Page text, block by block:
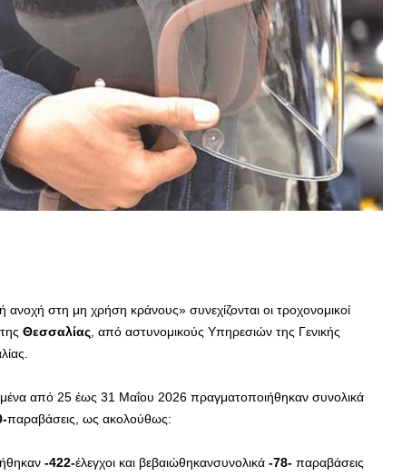
ανοχή στη μη χρήση κράνους» συνεχίζονται οι τροχονομικοί
Θεσσαλίας, από αστυνομικούς Υπηρεσιών της Γενικής
από 25 έως 31 Μαΐου 2026 πραγματοποιήθηκαν συνολικά
παραβάσεις, ως ακολούθως:
-422-έλεγχοι και βεβαιώθηκανσυνολικά -78- παραβάσεις